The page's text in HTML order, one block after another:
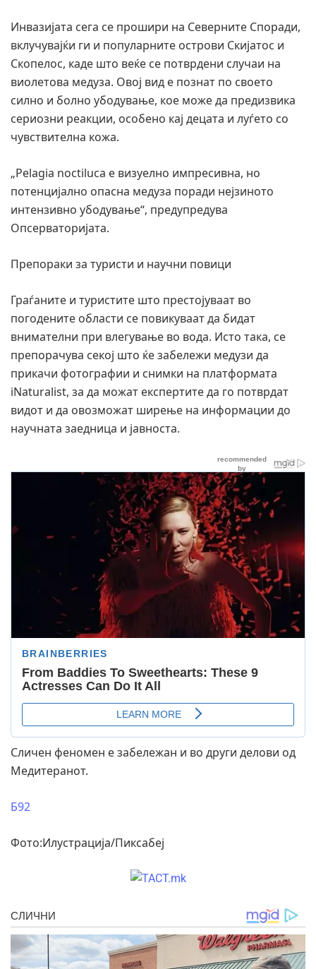
Инвазијата сега се прошири на Северните Споради,
вклучувајќи ги и популарните острови Скијатос и
Скопелос, каде што веќе се потврдени случаи на
виолетова медуза. Овој вид е познат по своето
силно и болно убодување, кое може да предизвика
сериозни реакции, особено кај децата и луѓето со
чувствителна кожа.
„Pelagia noctiluca е визуелно импресивна, но
потенцијално опасна медуза поради нејзиното
интензивно убодување“, предупредува
Опсерваторијата.
Препораки за туристи и научни повици
Граѓаните и туристите што престојуваат во
погодените области се повикуваат да бидат
внимателни при влегување во вода. Исто така, се
препорачува секој што ќе забележи медузи да
прикачи фотографии и снимки на платформата
iNaturalist, за да можат експертите да го потврдат
видот и да овозможат ширење на информации до
научната заедница и јавноста.
Сличен феномен е забележан и во други делови од
Медитеранот.
Б92
Фото:Илустрација/Пиксабеј